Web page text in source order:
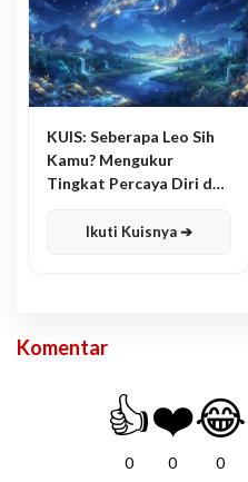
KUIS: Seberapa Leo Sih
Kamu? Mengukur
Tingkat Percaya Diri dan
Ikuti Kuisnya ➔
Komentar
👍
0
❤️
0
😂
0